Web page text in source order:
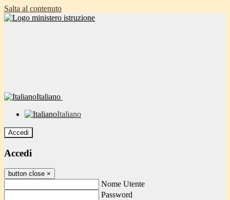
Salta al contenuto
Italiano
Italiano
Accedi
Accedi
button close ×
Nome Utente
Password